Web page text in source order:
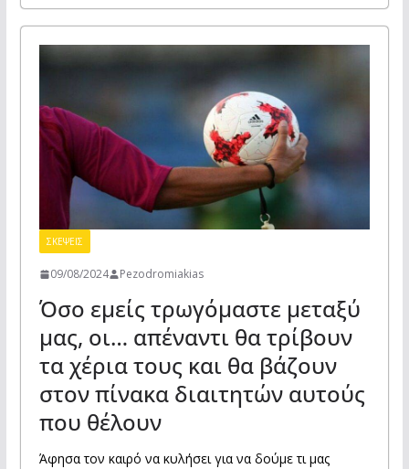
ΣΚΕΨΕΙΣ
09/08/2024 Pezodromiakias
Όσο εμείς τρωγόμαστε μεταξύ
μας, οι… απέναντι θα τρίβουν
τα χέρια τους και θα βάζουν
στον πίνακα διαιτητών αυτούς
που θέλουν
Άφησα τον καιρό να κυλήσει για να δούμε τι μας